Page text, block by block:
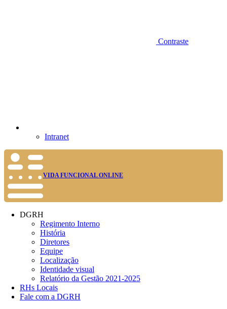
Contraste
Intranet
VIDA FUNCIONAL ONLINE
DGRH
Regimento Interno
História
Diretores
Equipe
Localização
Identidade visual
Relatório da Gestão 2021-2025
RHs Locais
Fale com a DGRH